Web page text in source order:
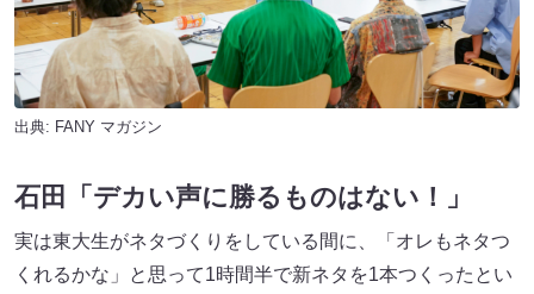
出典: FANY マガジン
石田「デカい声に勝るものはない！」
実は東大生がネタづくりをしている間に、「オレもネタつ
くれるかな」と思って1時間半で新ネタを1本つくったとい